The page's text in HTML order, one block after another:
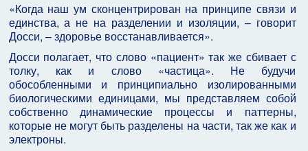
«Когда наш ум сконцентрирован на принципе связи и
единства, а не на разделении и изоляции, – говорит
Досси, – здоровье восстанавливается».
Досси полагает, что слово «пациент» так же сбивает с
толку, как и слово «частица». Не будучи
обособленными и принципиально изолированными
биологическими единицами, мы представляем собой
собственно динамические процессы и паттерны,
которые не могут быть разделены на части, так же как и
электроны.